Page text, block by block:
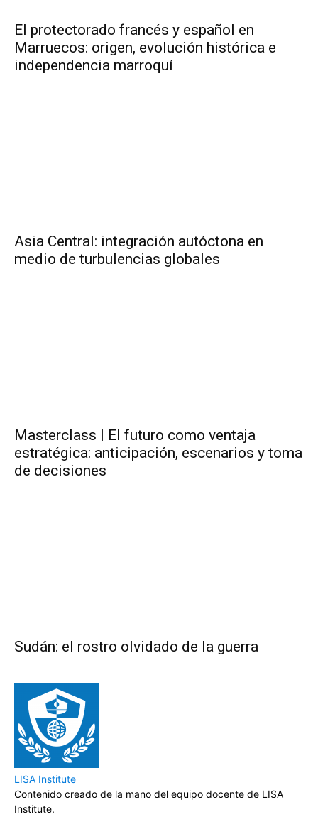
El protectorado francés y español en
Marruecos: origen, evolución histórica e
independencia marroquí
Asia Central: integración autóctona en
medio de turbulencias globales
Masterclass | El futuro como ventaja
estratégica: anticipación, escenarios y toma
de decisiones
Sudán: el rostro olvidado de la guerra
LISA Institute
Contenido creado de la mano del equipo docente de LISA
Institute.